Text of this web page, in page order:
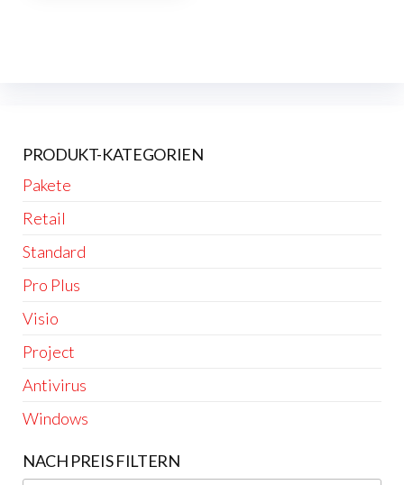
PRODUKT-KATEGORIEN
Pakete
Retail
Standard
Pro Plus
Visio
Project
Antivirus
Windows
NACH PREIS FILTERN